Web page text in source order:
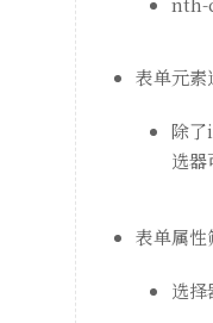
表单元素
除了
选器
表单属性
选择